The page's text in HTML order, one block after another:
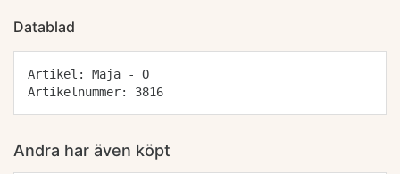
Datablad
Artikel: Maja - O
Artikelnummer: 3816
Andra har även köpt